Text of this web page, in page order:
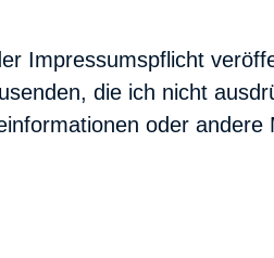
Impressumspflicht
die ich nicht
oder andere